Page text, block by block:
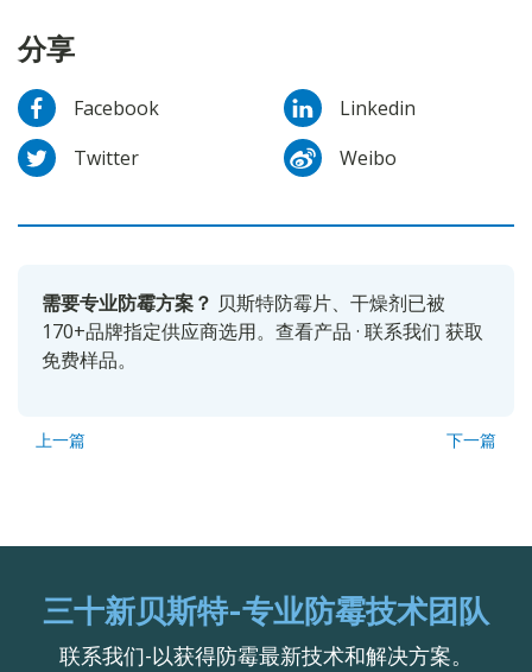
分享
Facebook
Linkedin
Twitter
Weibo
需要专业防霉方案？ 贝斯特防霉片、干燥剂已被
170+品牌指定供应商选用。 查看产品 · 联系我们 获取
免费样品。
上一篇 下一篇
三十新贝斯特-专业防霉技术团队
联系我们-以获得防霉最新技术和解决方案。